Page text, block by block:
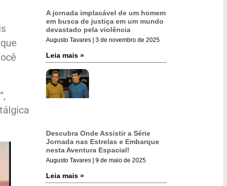
A jornada implacável de um homem
em busca de justiça em um mundo
devastado pela violência
Augusto Tavares 3 de novembro de 2025
Leia mais »
Descubra Onde Assistir a Série
Jornada nas Estrelas e Embarque
nesta Aventura Espacial!
Augusto Tavares 9 de maio de 2025
Leia mais »